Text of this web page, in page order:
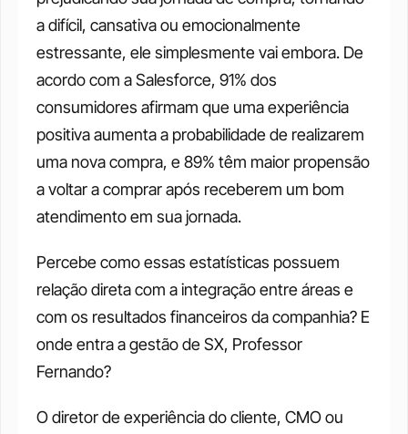
a difícil, cansativa ou emocionalmente
estressante, ele simplesmente vai embora. De
acordo com a Salesforce, 91% dos
consumidores afirmam que uma experiência
positiva aumenta a probabilidade de realizarem
uma nova compra, e 89% têm maior propensão
a voltar a comprar após receberem um bom
atendimento em sua jornada.
Percebe como essas estatísticas possuem
relação direta com a integração entre áreas e
com os resultados financeiros da companhia? E
onde entra a gestão de SX, Professor
Fernando?
O diretor de experiência do cliente, CMO ou